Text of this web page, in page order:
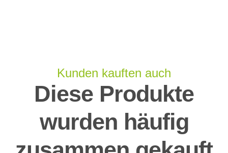
Kunden kauften auch
Diese Produkte
wurden häufig